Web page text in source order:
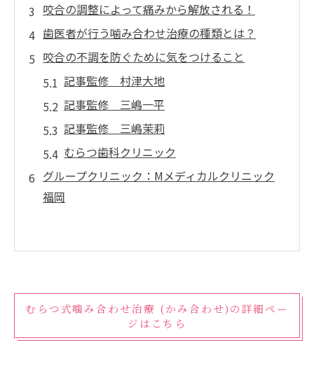
咬合の調整によって痛みから解放される！
歯医者が行う噛み合わせ治療の種類とは？
咬合の不調を防ぐために気をつけること
記事監修 村津大地
記事監修 三嶋一平
記事監修 三嶋茉莉
むらつ歯科クリニック
グループクリニック：Mメディカルクリニック
福岡
むらつ式噛み合わせ治療 (かみ合わせ)の詳細ペー
ジはこちら